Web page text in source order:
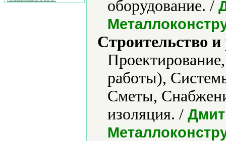
оборудование. /
Строительство
работы),
Сметы,
изоляция. /